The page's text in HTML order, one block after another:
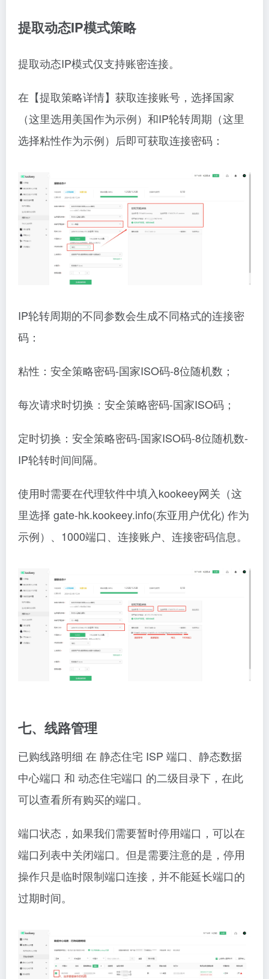
提取动态IP模式策略
提取动态IP模式仅支持账密连接。
在【提取策略详情】获取连接账号，选择国家
（这里选用美国作为示例）和IP轮转周期（这里
选择粘性作为示例）后即可获取连接密码：
IP轮转周期的不同参数会生成不同格式的连接密
码：
粘性：安全策略密码-国家ISO码-8位随机数；
每次请求时切换：安全策略密码-国家ISO码；
定时切换：安全策略密码-国家ISO码-8位随机数-
IP轮转时间间隔。
使用时需要在代理软件中填入kookeey网关（这
里选择 gate-hk.kookeey.info(东亚用户优化) 作为
示例）、1000端口、连接账户、连接密码信息。
七、线路管理
已购线路明细 在 静态住宅 ISP 端口、静态数据
中心端口 和 动态住宅端口 的二级目录下，在此
可以查看所有购买的端口。
端口状态，如果我们需要暂时停用端口，可以在
端口列表中关闭端口。但是需要注意的是，停用
操作只是临时限制端口连接，并不能延长端口的
过期时间。